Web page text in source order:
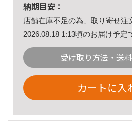
納期目安：
店舗在庫不足の為、取り寄せ注
2026.08.18 1:13頃のお届け予定
受け取り方法・送
カートに入